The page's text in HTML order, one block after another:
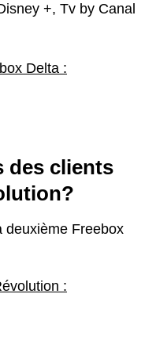
+, Tv by Canal
Delta :
des clients
deuxième Freebox
: